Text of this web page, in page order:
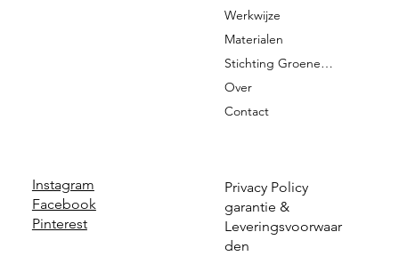
Instagram
Facebook
Pinterest
Privacy Policy
garantie &
Leveringsvoorwaar
den
Werkwijze
Materialen
Stichting Groene Graven
Over
Contact